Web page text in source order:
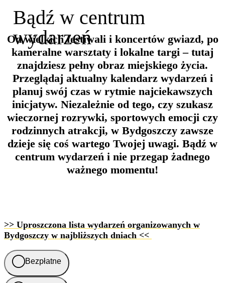
Bądź w centrum
wydarzeń
Od wielkich festiwali i koncertów gwiazd, po
kameralne warsztaty i lokalne targi – tutaj
znajdziesz pełny obraz miejskiego życia.
Przeglądaj aktualny kalendarz wydarzeń i
planuj swój czas w rytmie najciekawszych
inicjatyw. Niezależnie od tego, czy szukasz
wieczornej rozrywki, sportowych emocji czy
rodzinnych atrakcji, w Bydgoszczy zawsze
dzieje się coś wartego Twojej uwagi. Bądź w
centrum wydarzeń i nie przegap żadnego
ważnego momentu!
>> Uproszczona lista wydarzeń organizowanych w
Bydgoszczy w najbliższych dniach <<
Bezpłatne